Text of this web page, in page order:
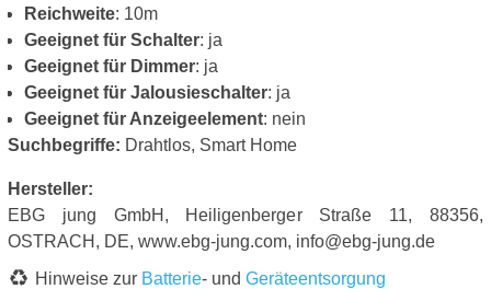
Reichweite: 10m
Geeignet für Schalter: ja
Geeignet für Dimmer: ja
Geeignet für Jalousieschalter: ja
Geeignet für Anzeigeelement: nein
Suchbegriffe: Drahtlos, Smart Home
Hersteller:
EBG jung GmbH, Heiligenberger Straße 11, 88356,
OSTRACH, DE, www.ebg-jung.com, info@ebg-jung.de
Hinweise zur Batterie- und Geräteentsorgung